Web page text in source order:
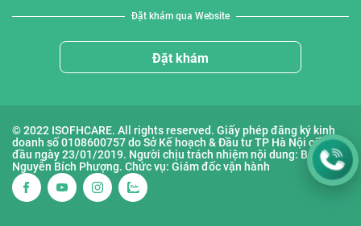
Đặt khám qua Website
Đặt khám
© 2022 ISOFHCARE. All rights reserved. Giấy phép đăng ký kinh
doanh số 0108600757 do Sở Kế hoạch & Đầu tư TP Hà Nội cấp lần
đầu ngày 23/01/2019. Người chịu trách nhiệm nội dung: Bà
Nguyễn Bích Phượng. Chức vụ: Giám đốc vận hành